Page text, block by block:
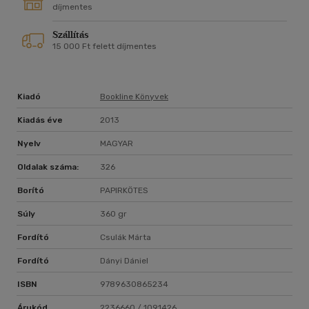
boldogságunk, valamint az, hogy milyen családban,
merünk esendően és teljes szívvel kiállni és megmutatni
magunkat. A Bátraké a boldogság című könyvből
nem az, aki maximalistaként mindig többre és többre vágyik,
hanem az, aki mer hibázni is.
díjmentes
Szállítás
15 000 Ft felett díjmentes
Kiadó Bookline Könyvek
Kiadás éve 2013
Nyelv MAGYAR
Oldalak száma: 326
Borító PAPIRKÖTES
Súly 360 gr
Fordító Csulák Márta
Fordító Dányi Dániel
ISBN 9789630865234